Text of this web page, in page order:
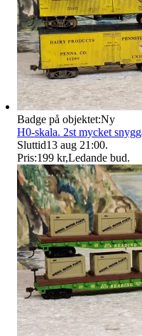
Badge på objektet:Ny
H0-skala. 2st mycket
Sluttid13 aug 21:00.
Pris:199 kr,Ledande bud.